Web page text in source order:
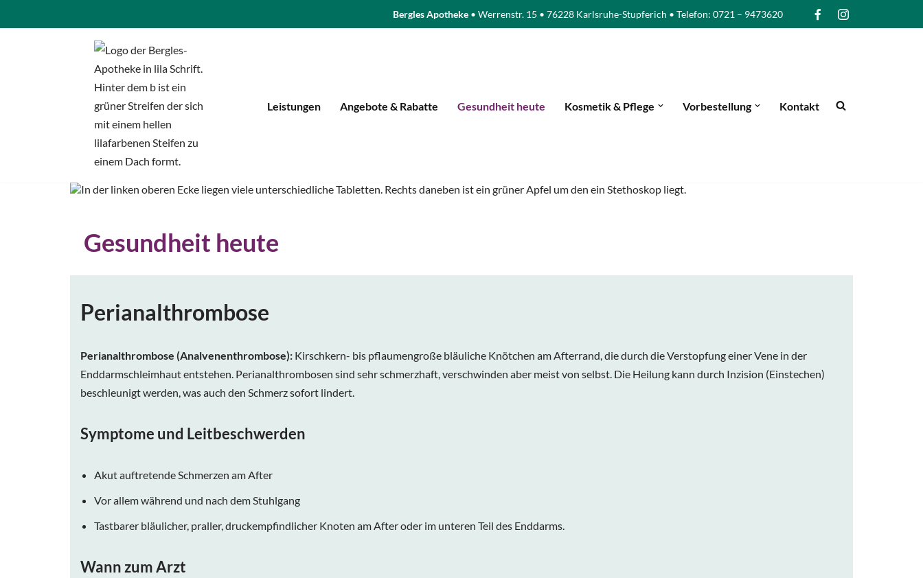
Bergles Apotheke • Werrenstr. 15 • 76228 Karlsruhe-Stupferich • Telefon: 0721 – 9473620
Leistungen Angebote & Rabatte Gesundheit heute Kosmetik & Pflege Vorbestellung Kontakt
Gesundheit heute
Perianalthrombose
Perianalthrombose (Analvenenthrombose): Kirschkern- bis pflaumengroße bläuliche Knötchen am Afterrand, die durch die Verstopfung einer Vene in der
Enddarmschleimhaut entstehen. Perianalthrombosen sind sehr schmerzhaft, verschwinden aber meist von selbst. Die Heilung kann durch Inzision (Einstechen)
beschleunigt werden, was auch den Schmerz sofort lindert.
Symptome und Leitbeschwerden
Akut auftretende Schmerzen am After
Vor allem während und nach dem Stuhlgang
Tastbarer bläulicher, praller, druckempfindlicher Knoten am After oder im unteren Teil des Enddarms.
Wann zum Arzt